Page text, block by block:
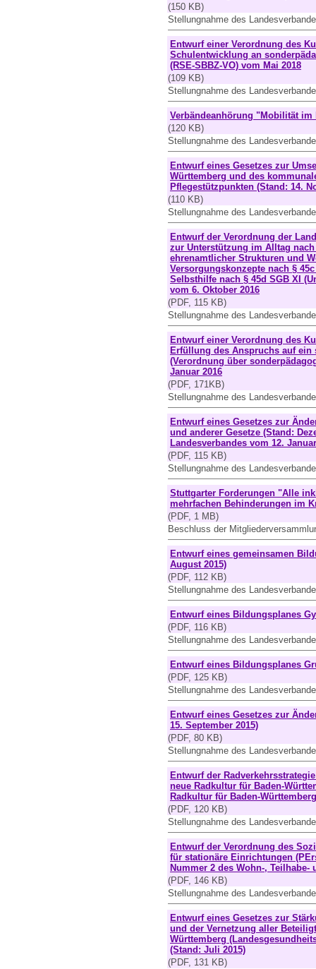
(150 KB)
Stellungnahme des
Entwurf einer Verordnung des
Schulentwicklung an
(RSE-SBBZ-VO) vom Mai 2018
(109 KB)
Stellungnahme des
Verbändeanhörung "Mobilität im
(120 KB)
Stellungnahme des
Entwurf eines Gesetzes zur
Württemberg und des
Pflegestützpunkten (Stand: 14.
(110 KB)
Stellungnahme des
Entwurf der Verordnung der
zur Unterstützung im Alltag
ehrenamtlicher Strukturen und
Versorgungskonzepte nach §
Selbsthilfe nach § 45d SGB XI
vom 6. Oktober 2016
(PDF, 115 KB)
Stellungnahme des
Entwurf einer Verordnung des
Erfüllung des Anspruchs auf
(Verordnung über
Januar 2016
(PDF, 171KB)
Stellungnahme des
Entwurf eines Gesetzes zur
und anderer Gesetze (Stand:
Landesverbandes vom 12.
(PDF, 115 KB)
Stellungnahme des
Stuttgarter Forderungen "Alle
mehrfachen Behinderungen im
(PDF, 1 MB)
Beschluss der
Entwurf eines gemeinsamen
August 2015)
(PDF, 112 KB)
Stellungnahme des
Entwurf eines Bildungsplanes
(PDF, 116 KB)
Stellungnahme des
Entwurf eines Bildungsplanes
(PDF, 125 KB)
Stellungnahme des
Entwurf eines Gesetzes zur
15. September 2015)
(PDF, 80 KB)
Stellungnahme des
Entwurf der
neue Radkultur für Baden-
Radkultur für Baden-
(PDF, 120 KB)
Stellungnahme des
Entwurf der Verordnung des
für stationäre Einrichtungen
Nummer 2 des Wohn-, Teilhabe-
(PDF, 146 KB)
Stellungnahme des
Entwurf eines Gesetzes zur
und der Vernetzung aller
Württemberg
(Stand: Juli 2015)
(PDF, 131 KB)